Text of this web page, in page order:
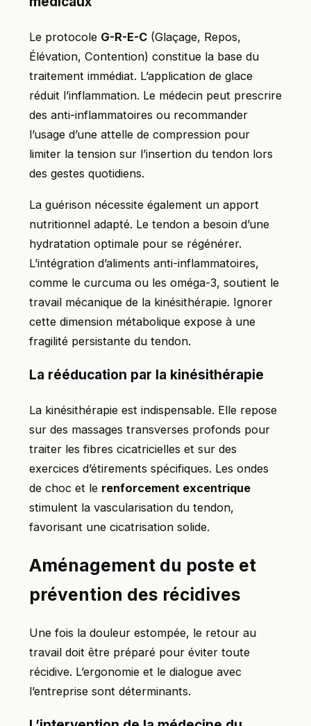
Le protocole G-R-E-C (Glaçage, Repos,
Élévation, Contention) constitue la base du
traitement immédiat. L’application de glace
réduit l’inflammation. Le médecin peut prescrire
des anti-inflammatoires ou recommander
l’usage d’une attelle de compression pour
limiter la tension sur l’insertion du tendon lors
des gestes quotidiens.
La guérison nécessite également un apport
nutritionnel adapté. Le tendon a besoin d’une
hydratation optimale pour se régénérer.
L’intégration d’aliments anti-inflammatoires,
comme le curcuma ou les oméga-3, soutient le
travail mécanique de la kinésithérapie. Ignorer
cette dimension métabolique expose à une
fragilité persistante du tendon.
La rééducation par la kinésithérapie
La kinésithérapie est indispensable. Elle repose
sur des massages transverses profonds pour
traiter les fibres cicatricielles et sur des
exercices d’étirements spécifiques. Les ondes
de choc et le renforcement excentrique
stimulent la vascularisation du tendon,
favorisant une cicatrisation solide.
Aménagement du poste et
prévention des récidives
Une fois la douleur estompée, le retour au
travail doit être préparé pour éviter toute
récidive. L’ergonomie et le dialogue avec
l’entreprise sont déterminants.